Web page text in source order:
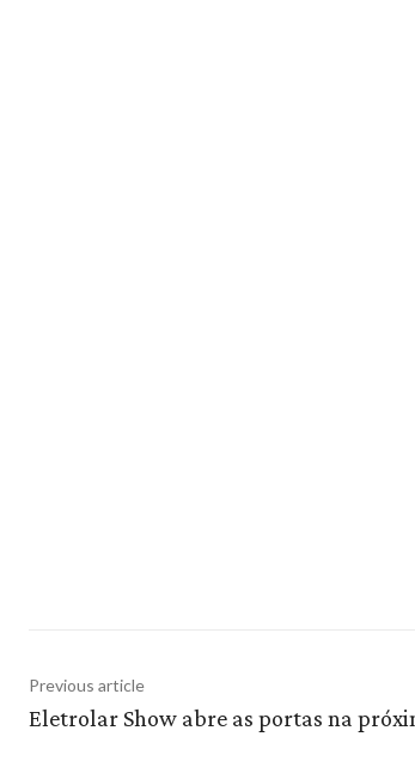
Previous article
Eletrolar Show abre as portas na